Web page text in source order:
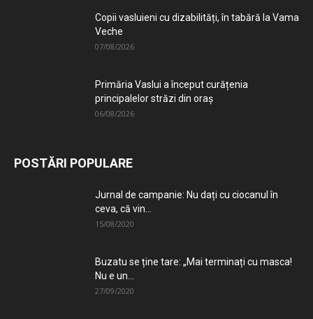
Copii vasluieni cu dizabilități, în tabără la Vama
Veche
07/08/2026
Primăria Vaslui a început curățenia
principalelor străzi din oraș
06/08/2026
POSTĂRI POPULARE
Jurnal de campanie: Nu dați cu ciocanul în
ceva, că vin...
15/08/2020
Buzatu se ține tare: „Mai terminați cu masca!
Nu e un...
27/09/2020